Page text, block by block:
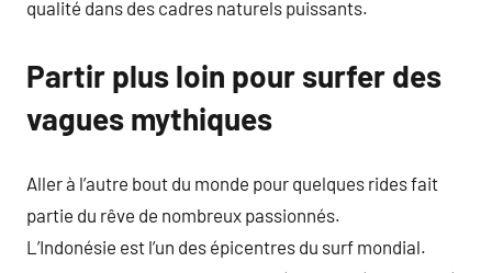
qualité dans des cadres naturels puissants.
Partir plus loin pour surfer des
vagues mythiques
Aller à l’autre bout du monde pour quelques rides fait
partie du rêve de nombreux passionnés.
L’Indonésie est l’un des épicentres du surf mondial.